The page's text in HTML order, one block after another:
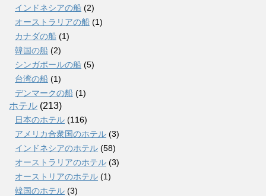
インドネシアの船 (2)
オーストラリアの船 (1)
カナダの船 (1)
韓国の船 (2)
シンガポールの船 (5)
台湾の船 (1)
デンマークの船 (1)
ホテル (213)
日本のホテル (116)
アメリカ合衆国のホテル (3)
インドネシアのホテル (58)
オーストラリアのホテル (3)
オーストリアのホテル (1)
韓国のホテル (3)